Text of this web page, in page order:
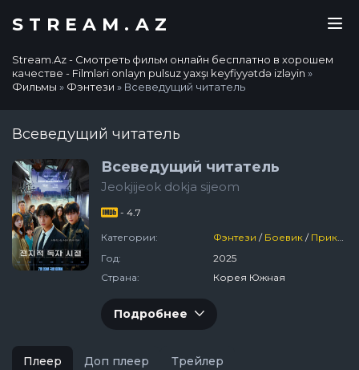
STREAM.AZ
Stream.Az - Смотреть фильм онлайн бесплатно в хорошем
качестве - Filmləri onlayn pulsuz yaxşı keyfiyyətdə izləyin »
Фильмы » Фэнтези » Всеведущий читатель
Всеведущий читатель
Всеведущий читатель
Jeokjijeok dokja sijeom
- 4.7
Категории: Фэнтези / Боевик / Приключения
Год:
2025
Страна:
Корея Южная
Подробнее
Плеер Доп плеер Трейлер